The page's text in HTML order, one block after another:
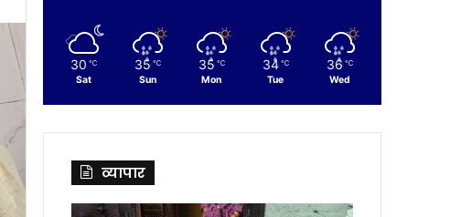
30 ℃
Sat
35 ℃
Sun
35 ℃
Mon
34 ℃
Tue
36 ℃
Wed
व्यापार